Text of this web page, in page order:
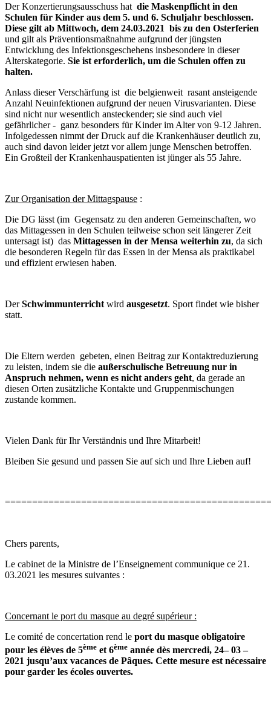
Der Konzertierungsausschuss hat die Maskenpflicht in den
Schulen für Kinder aus dem 5. und 6. Schuljahr beschlossen.
Diese gilt ab Mittwoch, dem 24.03.2021 bis zu den Osterferien
und gilt als Präventionsmaßnahme aufgrund der jüngsten
Entwicklung des Infektionsgeschehens insbesondere in dieser
Alterskategorie. Sie ist erforderlich, um die Schulen offen zu
halten.
Anlass dieser Verschärfung ist die belgienweit rasant ansteigende
Anzahl Neuinfektionen aufgrund der neuen Virusvarianten. Diese
sind nicht nur wesentlich ansteckender; sie sind auch viel
gefährlicher - ganz besonders für Kinder im Alter von 9-12 Jahren.
Infolgedessen nimmt der Druck auf die Krankenhäuser deutlich zu,
auch sind davon leider jetzt vor allem junge Menschen betroffen.
Ein Großteil der Krankenhauspatienten ist jünger als 55 Jahre.
Zur Organisation der Mittagspause :
Die DG lässt (im Gegensatz zu den anderen Gemeinschaften, wo
das Mittagessen in den Schulen teilweise schon seit längerer Zeit
untersagt ist) das Mittagessen in der Mensa weiterhin zu, da sich
die besonderen Regeln für das Essen in der Mensa als praktikabel
und effizient erwiesen haben.
DerSchwimmunterricht wird ausgesetzt. Sport findet wie bisher
statt.
Die Eltern werden gebeten, einen Beitrag zur Kontaktreduzierung
zu leisten, indem sie die außerschulische Betreuung nur in
Anspruch nehmen, wenn es nicht anders geht, da gerade an
diesen Orten zusätzliche Kontakte und Gruppenmischungen
zustande kommen.
Vielen Dank für Ihr Verständnis und Ihre Mitarbeit!
Bleiben Sie gesund und passen Sie auf sich und Ihre Lieben auf!
Chers parents,
Le cabinet de la Ministre de l’Enseignement communique ce 21.
03.2021 les mesures suivantes :
Concernant le port du masque au degré supérieur :
Le comité de concertation rend le port du masque obligatoire
pour les élèves de 5ème et 6ème année dès mercredi, 24– 03 –
2021 jusqu’aux vacances de Pâques. Cette mesure est nécessaire
pour garder les écoles ouvertes.